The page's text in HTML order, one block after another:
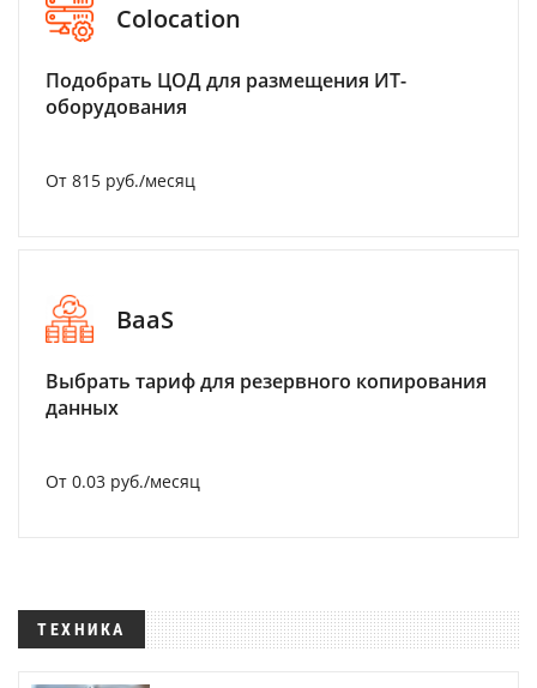
Colocation
Подобрать ЦОД для размещения ИТ-
оборудования
От 815 руб./месяц
BaaS
Выбрать тариф для резервного копирования
данных
От 0.03 руб./месяц
ТЕХНИКА